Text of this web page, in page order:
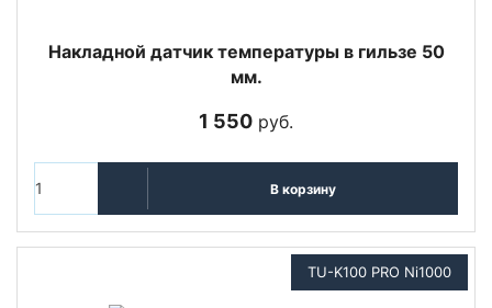
Накладной датчик температуры в гильзе 50
мм.
1 550 руб.
В корзину
TU-K100 PRO Ni1000